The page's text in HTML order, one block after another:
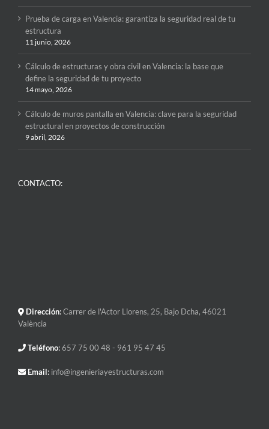
Prueba de carga en Valencia: garantiza la seguridad real de tu
estructura
11 junio, 2026
Cálculo de estructuras y obra civil en Valencia: la base que
define la seguridad de tu proyecto
14 mayo, 2026
Cálculo de muros pantalla en Valencia: clave para la seguridad
estructural en proyectos de construcción
9 abril, 2026
CONTACTO:
Dirección:Carrer de l'Actor Llorens, 25, Bajo Dcha, 46021
València
Teléfono:657 75 00 48 - 961 95 47 45
Email: info@ingenieriayestructuras.com